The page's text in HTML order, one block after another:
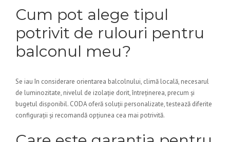
Cum pot alege tipul
potrivit de rulouri pentru
balconul meu?
Se iau în considerare orientarea balcolnului, climă locală, necesarul
de luminozitate, nivelul de izolație dorit, întreținerea, precum și
bugetul disponibil. CODA oferă soluții personalizate, testează diferite
configurații și recomandă opțiunea cea mai potrivită.